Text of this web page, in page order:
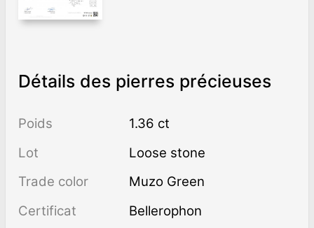
Détails des pierres précieuses
Poids
1.36 ct
Lot
Loose stone
Trade color
Muzo Green
Certificat
Bellerophon